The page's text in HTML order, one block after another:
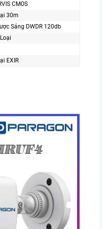
CMOS
30m
Sáng DWDR 120db
EXIR